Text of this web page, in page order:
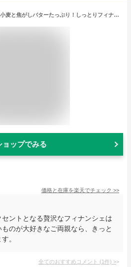
有機JAS認定北海道産小麦と焦がしバターたっぷり！しっとりフィナンシェ アールグレイ(15個セット)ギフトセット詰め合わせ【楽ギフ_のし】内祝い快気祝い引き菓子法要自然素材の菓子工房ましゅれ☆オーガニックスイーツお歳暮熨斗
ョップでみる
価格と在庫を楽天でチェック >>
ントとなる贅沢なフィナンシェは
のが大好きなご両親なら、きっと
。
全てのおすすめコメント (1件) >